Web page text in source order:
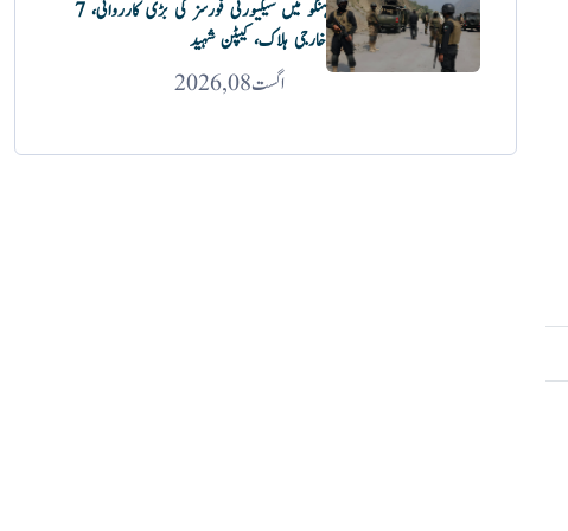
ہنگو میں سیکیورٹی فورسز کی بڑی کارروائی، 7
خارجی ہلاک، کیپٹن شہید
اگست 08, 2026